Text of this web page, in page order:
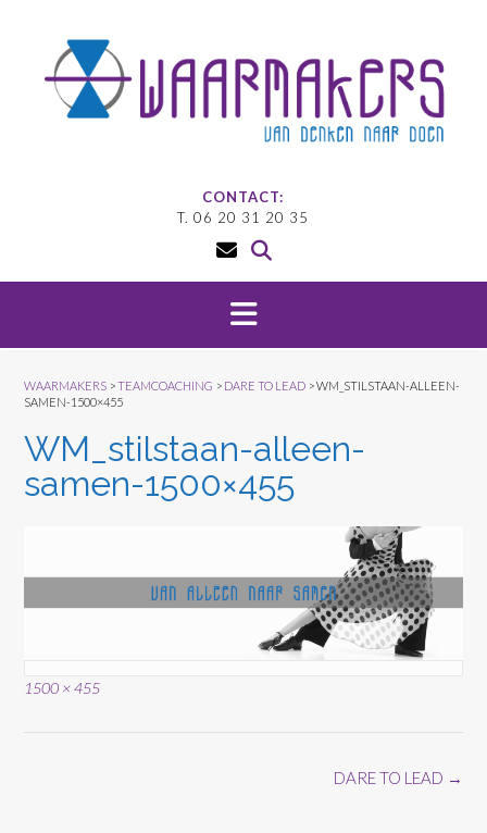
CONTACT:
T. 06 20 31 20 35
WAARMAKERS >TEAMCOACHING > DARE TO LEAD >WM_STILSTAAN-ALLEEN-
SAMEN-1500×455
WM_stilstaan-alleen-
samen-1500×455
Volledige
1500 × 455
DARE TO LEAD →